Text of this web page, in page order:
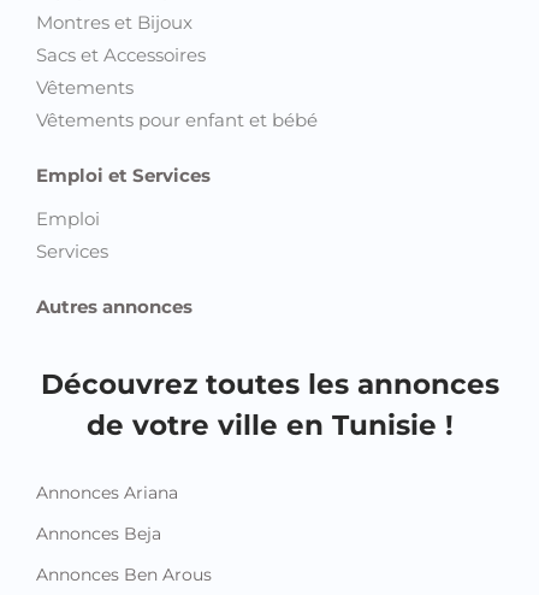
Vêtements
Vêtements pour enfant et bébé
Emploi et Services
Services
Autres annonces
Découvrez toutes les annonces
Annonces Ariana
Annonces Ben Arous
Annonces Bizerte
Annonces Gabes